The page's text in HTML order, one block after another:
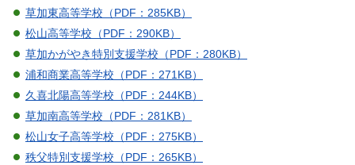
草加東高等学校（PDF：285KB）
松山高等学校（PDF：290KB）
草加かがやき特別支援学校（PDF：280KB）
浦和商業高等学校（PDF：271KB）
久喜北陽高等学校（PDF：244KB）
草加南高等学校（PDF：281KB）
松山女子高等学校（PDF：275KB）
秩父特別支援学校（PDF：265KB）